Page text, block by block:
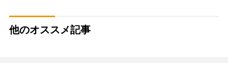
他のオススメ記事